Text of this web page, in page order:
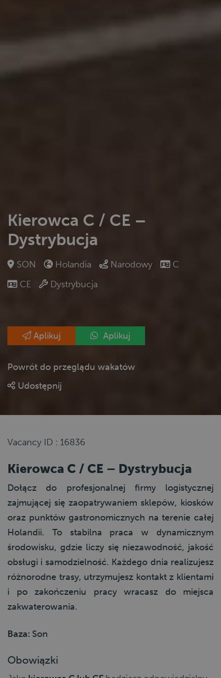
Kierowca C / CE –
Dystrybucja
SON Holandia Narodowy
C
CE
Dystrybucja
Aplikuj Aplikuj
Powrót do przeglądu wakatów
Udostępnij
Vacancy ID : 16836
Kierowca C / CE – Dystrybucja
Dołącz do profesjonalnej firmy logistycznej
zajmującej się zaopatrywaniem sklepów, kiosków
oraz punktów gastronomicznych na terenie całej
Holandii. To stabilna praca w dynamicznym
środowisku, gdzie liczy się niezawodność, jakość
obsługi i samodzielność. Każdego dnia realizujesz
różnorodne trasy, utrzymujesz kontakt z klientami
i po zakończeniu pracy wracasz do miejsca
zakwaterowania.
Baza: Son
Obowiązki